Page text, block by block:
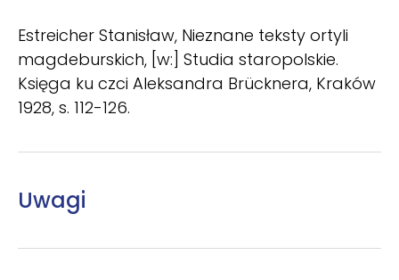
Estreicher Stanisław, Nieznane teksty ortyli
magdeburskich, [w:] Studia staropolskie.
Księga ku czci Aleksandra Brücknera, Kraków
1928, s. 112-126.
Uwagi